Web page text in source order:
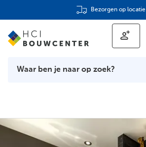
Bezorgen op locatie